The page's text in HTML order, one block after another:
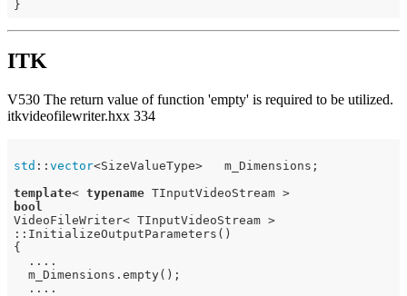
ITK
V530 The return value of function 'empty' is required to be utilized.
itkvideofilewriter.hxx 334
std :: vector<SizeValueType>   m_Dimensions;
template< typename
TInputVideoStream >
bool
VideoFileWriter< TInputVideoStream >
::InitializeOutputParameters()
{
  ....
  m_Dimensions.empty();
  ....